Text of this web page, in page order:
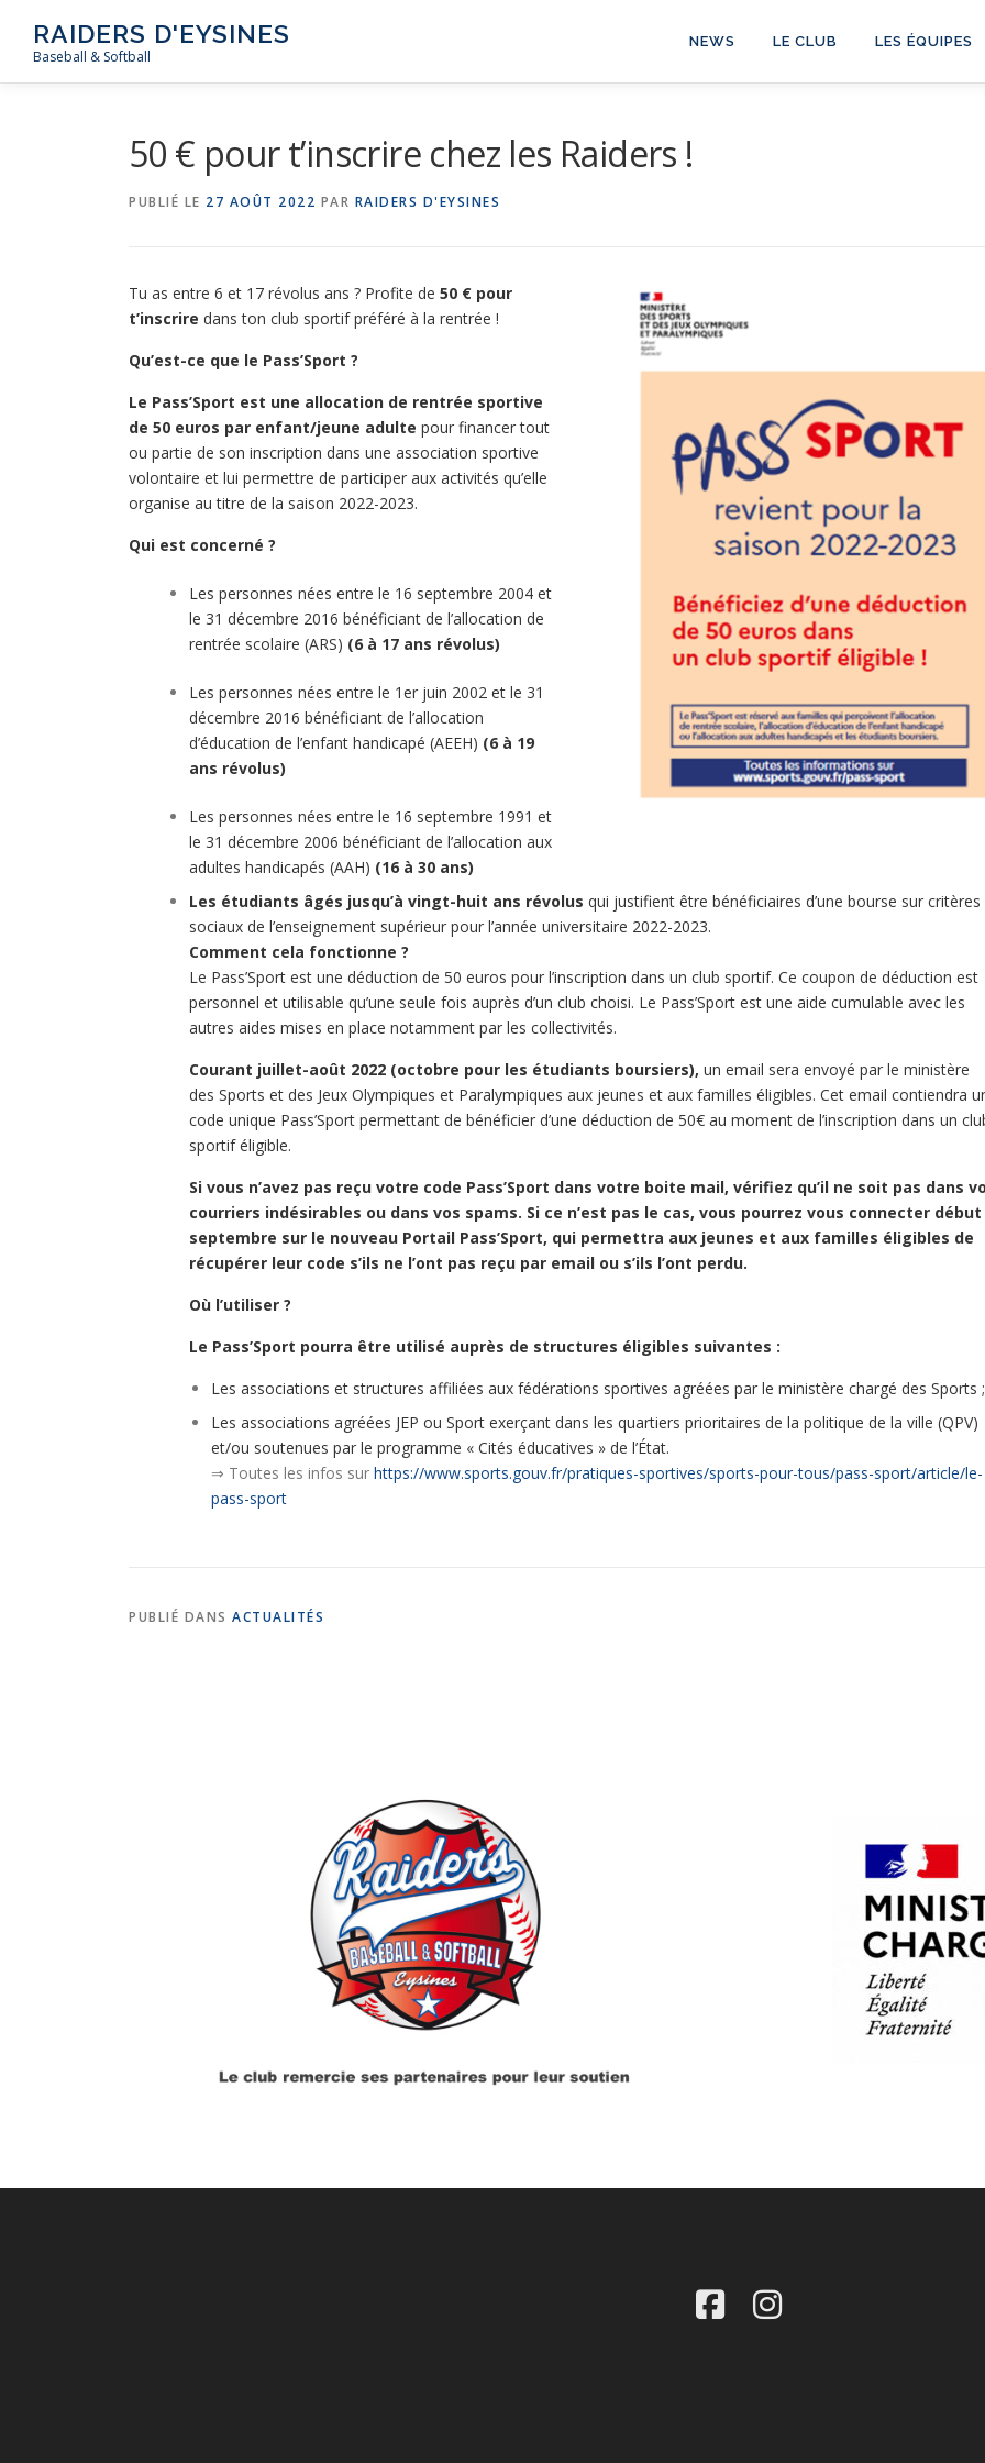
contenu
RAIDERS D'EYSINES
Baseball & Softball
NEWS LE CLUB LES ÉQUIPES
50 € pour t’inscrire chez les Raiders !
PUBLIÉ LE 27 AOÛT 2022 PAR RAIDERS D'EYSINES
Tu as entre 6 et 17 révolus ans ? Profite de 50 € pour
t’inscrire dans ton club sportif préféré à la rentrée !
Qu’est-ce que le Pass’Sport ?
Le Pass’Sport est une allocation de rentrée sportive
de 50 euros par enfant/jeune adulte pour financer tout
ou partie de son inscription dans une association sportive
volontaire et lui permettre de participer aux activités qu’elle
organise au titre de la saison 2022-2023.
Qui est concerné ?
Les personnes nées entre le 16 septembre 2004 et
le 31 décembre 2016 bénéficiant de l’allocation de
rentrée scolaire (ARS) (6 à 17 ans révolus)
Les personnes nées entre le 1er juin 2002 et le 31
décembre 2016 bénéficiant de l’allocation
d’éducation de l’enfant handicapé (AEEH) (6 à 19
ans révolus)
Les personnes nées entre le 16 septembre 1991 et
le 31 décembre 2006 bénéficiant de l’allocation aux
adultes handicapés (AAH) (16 à 30 ans)
Les étudiants âgés jusqu’à vingt-huit ans révolus qui justifient être bénéficiaires d’une bourse sur critères
sociaux de l’enseignement supérieur pour l’année universitaire 2022-2023.
Comment cela fonctionne ?
Le Pass’Sport est une déduction de 50 euros pour l’inscription dans un club sportif. Ce coupon de déduction est
personnel et utilisable qu’une seule fois auprès d’un club choisi. Le Pass’Sport est une aide cumulable avec les
autres aides mises en place notamment par les collectivités.
Courant juillet-août 2022 (octobre pour les étudiants boursiers), un email sera envoyé par le ministère
des Sports et des Jeux Olympiques et Paralympiques aux jeunes et aux familles éligibles. Cet email contiendra
code unique Pass’Sport permettant de bénéficier d’une déduction de 50€ au moment de l’inscription dans un
sportif éligible.
Si vous n’avez pas reçu votre code Pass’Sport dans votre boite mail, vérifiez qu’il ne soit pas dans
courriers indésirables ou dans vos spams. Si ce n’est pas le cas, vous pourrez vous connecter début
septembre sur le nouveau Portail Pass’Sport, qui permettra aux jeunes et aux familles éligibles de
récupérer leur code s’ils ne l’ont pas reçu par email ou s’ils l’ont perdu.
Où l’utiliser ?
Le Pass’Sport pourra être utilisé auprès de structures éligibles suivantes :
Les associations et structures affiliées aux fédérations sportives agréées par le ministère chargé des Sports ;
Les associations agréées JEP ou Sport exerçant dans les quartiers prioritaires de la politique de la ville (QPV)
et/ou soutenues par le programme « Cités éducatives » de l’État.
⇒ Toutes les infos sur https://www.sports.gouv.fr/pratiques-sportives/sports-pour-tous/pass-sport/article/le-
pass-sport
PUBLIÉ DANS ACTUALITÉS